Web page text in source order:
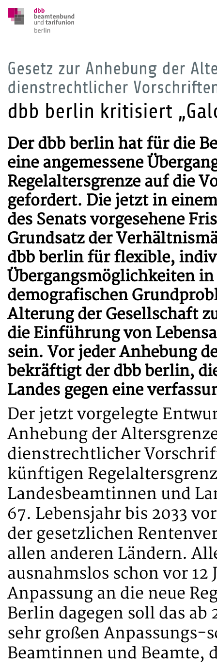
Gesetz zur Anhebung der
dienstrechtlicher
dbb berlin kritisiert
Der dbb berlin hat für die
eine angemessene
Regelaltersgrenze auf die
gefordert. Die jetzt in
des Senats vorgesehene
Grundsatz der
dbb berlin für flexible,
Übergangsmöglichkeiten
demografischen
Alterung der Gesellschaft
die Einführung von
sein. Vor jeder Anhebung
bekräftigt der dbb berlin,
Landes gegen eine
Der jetzt vorgelegte
Anhebung der
dienstrechtlicher
künftigen
Landesbeamtinnen und
67. Lebensjahr bis 2033
der gesetzlichen
allen anderen Ländern.
ausnahmslos schon vor
Anpassung an die neue
Berlin dagegen soll das
sehr großen
Beamtinnen und Beamte,